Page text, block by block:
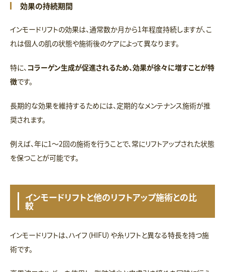
効果の持続期間
インモードリフトの効果は、通常数か月から1年程度持続しますが、こ
れは個人の肌の状態や施術後のケアによって異なります。
特に、 コラーゲン生成が促進されるため、効果が徐々に増すことが特
徴です。
長期的な効果を維持するためには、定期的なメンテナンス施術が推
奨されます。
例えば、年に1～2回の施術を行うことで、常にリフトアップされた状態
を保つことが可能です。
インモードリフトと他のリフトアップ施術との比
較
インモードリフトは、ハイフ（HIFU）や糸リフトと異なる特長を持つ施
術です。